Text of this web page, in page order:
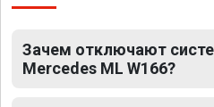
Зачем отключают
Mercedes ML W166?